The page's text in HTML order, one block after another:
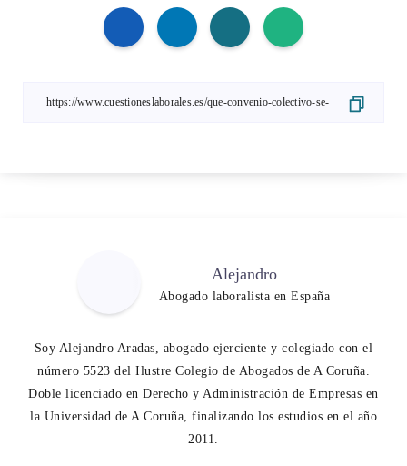
Alejandro
Abogado laboralista en España
Soy Alejandro Aradas, abogado ejerciente y colegiado con el
número 5523 del Ilustre Colegio de Abogados de A Coruña.
Doble licenciado en Derecho y Administración de Empresas en
la Universidad de A Coruña, finalizando los estudios en el año
2011.